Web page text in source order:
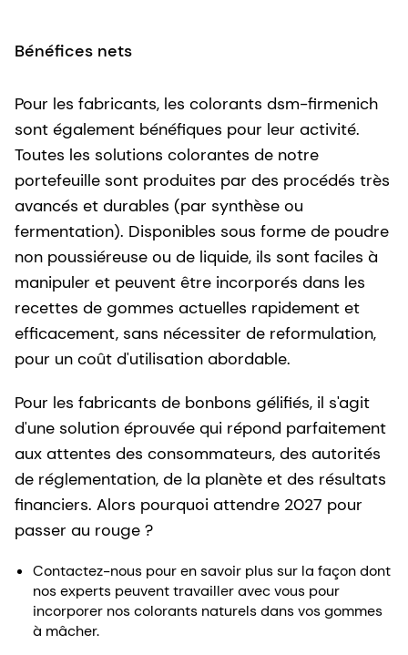
Bénéfices nets
Pour les fabricants, les colorants dsm-firmenich
sont également bénéfiques pour leur activité.
Toutes les solutions colorantes de notre
portefeuille sont produites par des procédés très
avancés et durables (par synthèse ou
fermentation). Disponibles sous forme de poudre
non poussiéreuse ou de liquide, ils sont faciles à
manipuler et peuvent être incorporés dans les
recettes de gommes actuelles rapidement et
efficacement, sans nécessiter de reformulation,
pour un coût d'utilisation abordable.
Pour les fabricants de bonbons gélifiés, il s'agit
d'une solution éprouvée qui répond parfaitement
aux attentes des consommateurs, des autorités
de réglementation, de la planète et des résultats
financiers. Alors pourquoi attendre 2027 pour
passer au rouge ?
Contactez-nous pour en savoir plus sur la façon dont
nos experts peuvent travailler avec vous pour
incorporer nos colorants naturels dans vos gommes
à mâcher.